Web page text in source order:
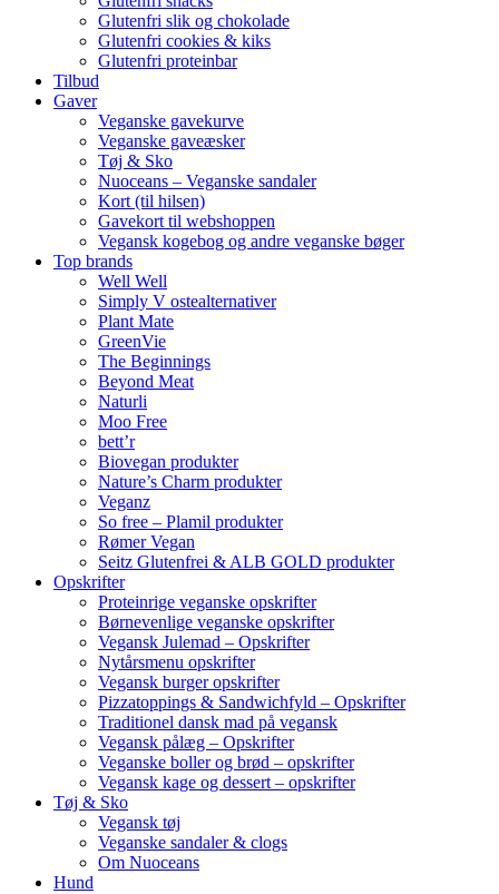
Glutenfri slik og chokolade
Glutenfri cookies & kiks
Glutenfri proteinbar
Tilbud
Gaver
Veganske gavekurve
Veganske gaveæsker
Tøj & Sko
Nuoceans – Veganske sandaler
Kort (til hilsen)
Gavekort til webshoppen
Vegansk kogebog og andre veganske bøger
Top brands
Well Well
Simply V ostealternativer
Plant Mate
GreenVie
The Beginnings
Beyond Meat
Naturli
Moo Free
bett’r
Biovegan produkter
Nature’s Charm produkter
Veganz
So free – Plamil produkter
Rømer Vegan
Seitz Glutenfrei & ALB GOLD produkter
Opskrifter
Proteinrige veganske opskrifter
Børnevenlige veganske opskrifter
Vegansk Julemad – Opskrifter
Nytårsmenu opskrifter
Vegansk burger opskrifter
Pizzatoppings & Sandwichfyld – Opskrifter
Traditionel dansk mad på vegansk
Vegansk pålæg – Opskrifter
Veganske boller og brød – opskrifter
Vegansk kage og dessert – opskrifter
Tøj & Sko
Vegansk tøj
Veganske sandaler & clogs
Om Nuoceans
Hund